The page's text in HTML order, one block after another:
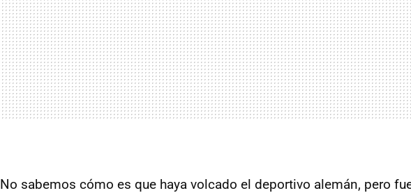
No sabemos cómo es que haya volcado el deportivo alemán, pero